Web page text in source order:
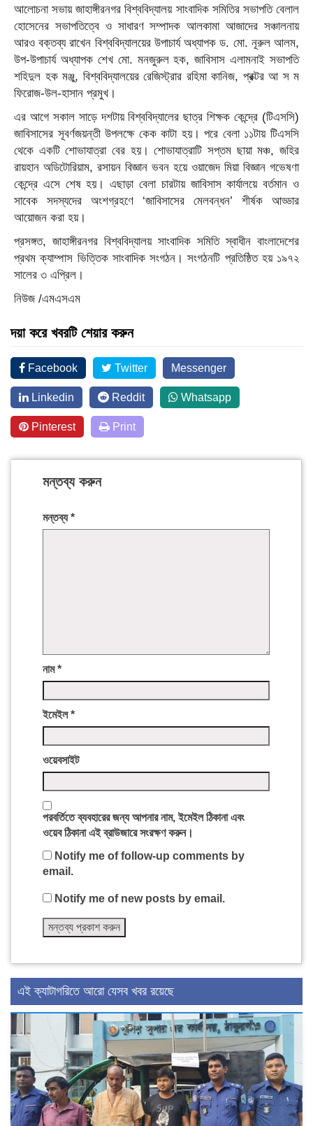
আলোচনা সভায় জাহাঙ্গীরনগর বিশ্ববিদ্যালয় সাংবাদিক সমিতির সভাপতি বেলাল
হোসেনের সভাপতিত্বে ও সাধারণ সম্পাদক আলকামা আজাদের সঞ্চালনায়
আরও বক্তব্য রাখেন বিশ্ববিদ্যালয়ের উপাচার্য অধ্যাপক ড. মো. নূরুল আলম,
উপ-উপাচার্য অধ্যাপক শেখ মো. মনজুরুল হক, জাবিসাস এলামনাই সভাপতি
শহিদুল হক মঞ্জু, বিশ্ববিদ্যালয়ের রেজিস্ট্রার রহিমা কানিজ, প্রক্টর আ স ম
ফিরোজ-উল-হাসান প্রমুখ।
এর আগে সকাল সাড়ে দশটায় বিশ্ববিদ্যালের ছাত্র শিক্ষক কেন্দ্রে (টিএসসি)
জাবিসাসের সূবর্ণজয়ন্তী উপলক্ষে কেক কাটা হয়। পরে বেলা ১১টায় টিএসসি
থেকে একটি শোভাযাত্রা বের হয়। শোভাযাত্রাটি সপ্তম ছায়া মঞ্চ, জহির
রায়হান অডিটোরিয়াম, রসায়ন বিজ্ঞান ভবন হয়ে ওয়াজেদ মিয়া বিজ্ঞান গভেষণা
কেন্দ্রে এসে শেষ হয়। এছাড়া বেলা চারটায় জাবিসাস কার্যালয়ে বর্তমান ও
সাবেক সদস্যদের অংশগ্রহণে ‘জাবিসাসের মেলবন্ধন’ শীর্ষক আড্ডার
আয়োজন করা হয়।
প্রসঙ্গত, জাহাঙ্গীরনগর বিশ্ববিদ্যালয় সাংবাদিক সমিতি স্বাধীন বাংলাদেশের
প্রথম ক্যাম্পাস ভিত্তিক সাংবাদিক সংগঠন। সংগঠনটি প্রতিষ্ঠিত হয় ১৯৭২
সালের ৩ এপ্রিল।
নিউজ /এমএসএম
দয়া করে খবরটি শেয়ার করুন
Facebook Twitter Messenger
Linkedin Reddit Whatsapp
Pinterest Print
মন্তব্য করুন
মন্তব্য*
নাম*
ইমেইল*
ওয়েবসাইট
পরবর্তিতে ব্যবহারের জন্য আপনার নাম, ইমেইল ঠিকানা এবং
ওয়েব ঠিকানা এই ব্রাউজারে সংরক্ষণ করুন।
Notify me of follow-up comments by
email.
Notify me of new posts by email.
এই ক্যাটাগরিতে আরো যেসব খবর রয়েছে